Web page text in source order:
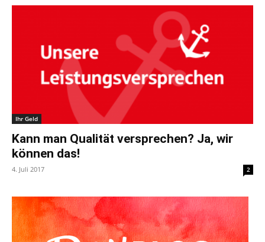
Ihr Geld
Kann man Qualität versprechen? Ja, wir
können das!
4. Juli 2017 2